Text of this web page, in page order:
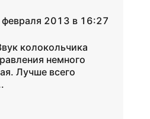
2013 в 16:27
колокольчика
немного
Лучше всего